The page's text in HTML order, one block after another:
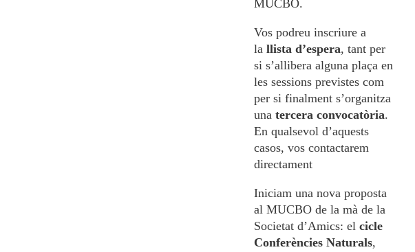
MUCBO.
Vos podreu inscriure a
la llista d’espera, tant per
si s’allibera alguna plaça en
les sessions previstes com
per si finalment s’organitza
una tercera convocatòria.
En qualsevol d’aquests
casos, vos contactarem
directament
Iniciam una nova proposta
al MUCBO de la mà de la
Societat d’Amics: el cicle
Conferències Naturals,